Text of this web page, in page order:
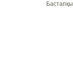
Бастапқы